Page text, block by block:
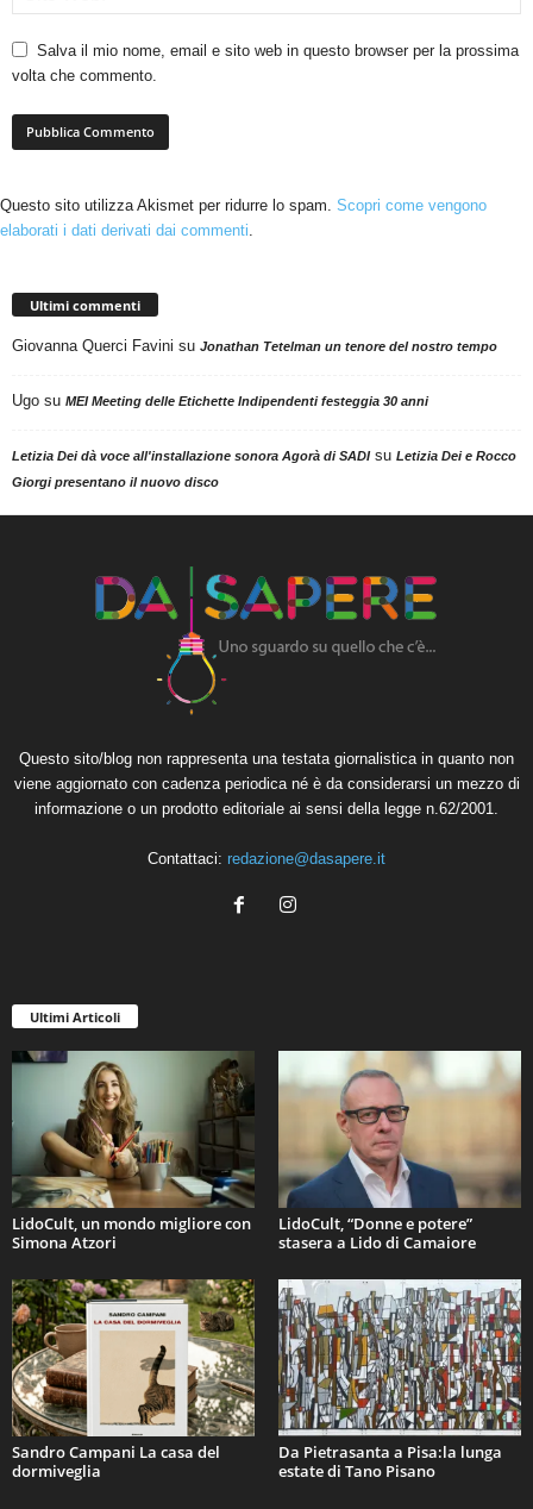
Salva il mio nome, email e sito web in questo browser per la prossima
volta che commento.
Questo sito utilizza Akismet per ridurre lo spam. Scopri come vengono
elaborati i dati derivati dai commenti.
Ultimi commenti
Giovanna Querci Favini su Jonathan Tetelman un tenore del nostro tempo
Ugo su MEI Meeting delle Etichette Indipendenti festeggia 30 anni
Letizia Dei dà voce all'installazione sonora Agorà di SADIsu Letizia Dei e Rocco
Giorgi presentano il nuovo disco
Questo sito/blog non rappresenta una testata giornalistica in quanto non
viene aggiornato con cadenza periodica né è da considerarsi un mezzo di
informazione o un prodotto editoriale ai sensi della legge n.62/2001.
Contattaci: redazione@dasapere.it
Ultimi Articoli
LidoCult, un mondo migliore con
Simona Atzori
LidoCult, “Donne e potere”
stasera a Lido di Camaiore
Sandro Campani La casa del
dormiveglia
Da Pietrasanta a Pisa:la lunga
estate di Tano Pisano